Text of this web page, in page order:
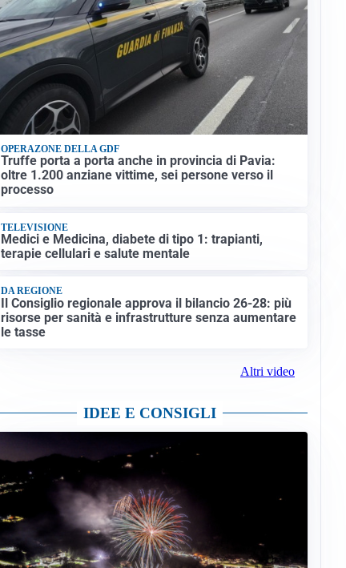
OPERAZONE DELLA GDF
Truffe porta a porta anche in provincia di Pavia:
oltre 1.200 anziane vittime, sei persone verso il
processo
TELEVISIONE
Medici e Medicina, diabete di tipo 1: trapianti,
terapie cellulari e salute mentale
DA REGIONE
Il Consiglio regionale approva il bilancio 26-28: più
risorse per sanità e infrastrutture senza aumentare
le tasse
Altri video
IDEE E CONSIGLI